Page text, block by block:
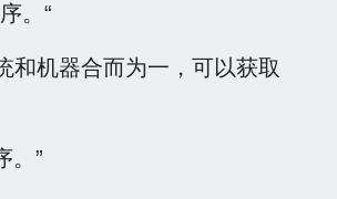
。“
和机器合而为一，可以获取
。”